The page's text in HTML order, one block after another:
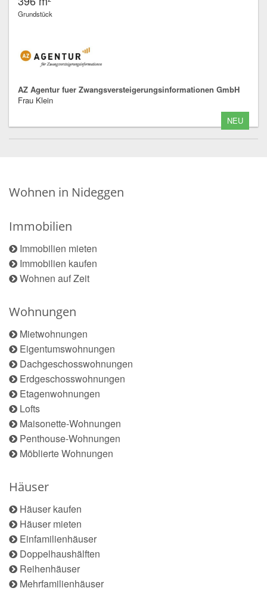
Grundstück
AZ Agentur fuer Zwangsversteigerungsinformationen GmbH
Frau Klein
NEU
Wohnen in Nideggen
Immobilien
Immobilien mieten
Immobilien kaufen
Wohnen auf Zeit
Wohnungen
Mietwohnungen
Eigentumswohnungen
Dachgeschosswohnungen
Erdgeschosswohnungen
Etagenwohnungen
Lofts
Maisonette-Wohnungen
Penthouse-Wohnungen
Möblierte Wohnungen
Häuser
Häuser kaufen
Häuser mieten
Einfamilienhäuser
Doppelhaushälften
Reihenhäuser
Mehrfamilienhäuser